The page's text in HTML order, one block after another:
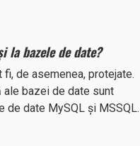
la bazele de date?
de asemenea, protejate.
bazei de date sunt
de date MySQL și MSSQL.